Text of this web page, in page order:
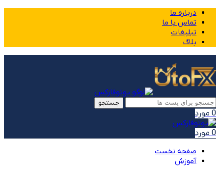
درباره ما
تماس با ما
تبلیغات
بلاگ
جستجو
0 مورد
0 مورد
صفحه نخست
آموزش